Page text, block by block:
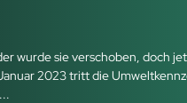
wurde sie verschoben, doch
2023 tritt die